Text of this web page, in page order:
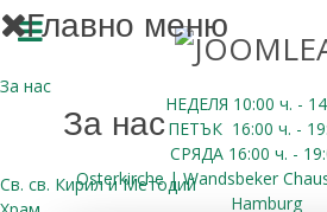
НЕДЕЛЯ 10:00 ч. -
ПЕТЪК 16:00 ч. -
СРЯДА 16:00 ч. -
Osterkirche | Wandsbeker
Hamburg
Главно меню
За нас
За нас
Св. св. Кирил и Методий